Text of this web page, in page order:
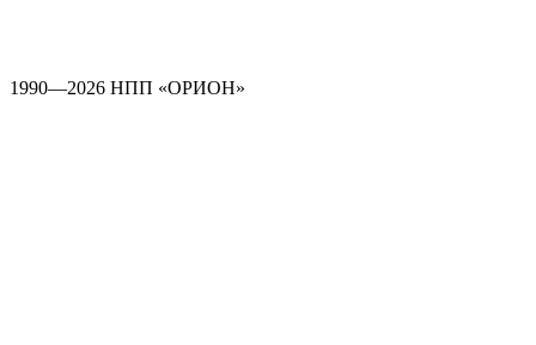
1990—2026 НПП «ОРИОН»